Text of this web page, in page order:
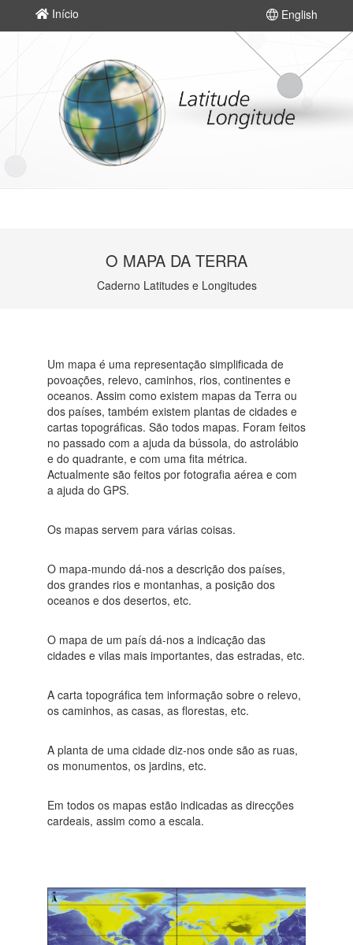
Início English
O MAPA DA TERRA
Caderno Latitudes e Longitudes
Um mapa é uma representação simplificada de
povoações, relevo, caminhos, rios, continentes e
oceanos. Assim como existem mapas da Terra ou
dos países, também existem plantas de cidades e
cartas topográficas. São todos mapas. Foram feitos
no passado com a ajuda da bússola, do astrolábio
e do quadrante, e com uma fita métrica.
Actualmente são feitos por fotografia aérea e com
a ajuda do GPS.
Os mapas servem para várias coisas.
O mapa-mundo dá-nos a descrição dos países,
dos grandes rios e montanhas, a posição dos
oceanos e dos desertos, etc.
O mapa de um país dá-nos a indicação das
cidades e vilas mais importantes, das estradas, etc.
A carta topográfica tem informação sobre o relevo,
os caminhos, as casas, as florestas, etc.
A planta de uma cidade diz-nos onde são as ruas,
os monumentos, os jardins, etc.
Em todos os mapas estão indicadas as direcções
cardeais, assim como a escala.